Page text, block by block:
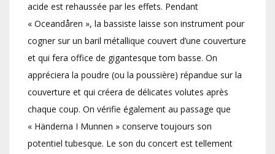
acide est rehaussée par les effets. Pendant
« Oceandåren », la bassiste laisse son instrument pour
cogner sur un baril métallique couvert d’une couverture
et qui fera office de gigantesque tom basse. On
appréciera la poudre (ou la poussière) répandue sur la
couverture et qui créera de délicates volutes après
chaque coup. On vérifie également au passage que
« Händerna I Munnen » conserve toujours son
potentiel tubesque. Le son du concert est tellement